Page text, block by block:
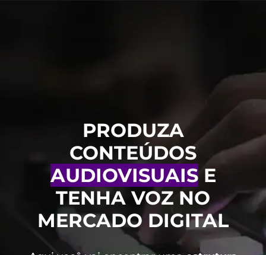
PRODUZA
CONTEÚDOS
AUDIOVISUAISE
TENHA VOZ NO
MERCADO DIGITAL